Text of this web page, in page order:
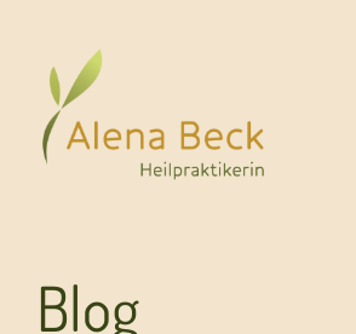
Blog